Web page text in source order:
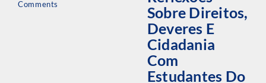
Comments
Sobre Direitos,
Deveres E
Cidadania
Com
Estudantes Do